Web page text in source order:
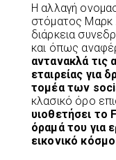
Η αλλαγή
στόματος Μαρκ
διάρκεια
και όπως
αντανακλά τις
εταιρείας για
τομέα των
κλασικό όρο
υιοθετήσει το
όραμά του για
εικονικό